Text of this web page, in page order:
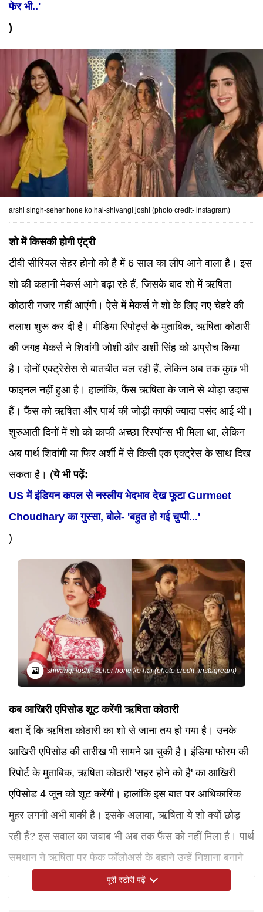
फेर भी..'
)
arshi singh-seher hone ko hai-shivangi joshi (photo credit- instagram)
शो में किसकी होगी एंट्री
टीवी सीरियल सेहर होनो को है में 6 साल का लीप आने वाला है। इस
शो की कहानी मेकर्स आगे बढ़ा रहे हैं, जिसके बाद शो में ऋषिता
कोठारी नजर नहीं आएंगी। ऐसे में मेकर्स ने शो के लिए नए चेहरे की
तलाश शुरू कर दी है। मीडिया रिपोर्ट्स के मुताबिक, ऋषिता कोठारी
की जगह मेकर्स ने शिवांगी जोशी और अर्शी सिंह को अप्रोच किया
है। दोनों एक्ट्रेसेस से बातचीत चल रही हैं, लेकिन अब तक कुछ भी
फाइनल नहीं हुआ है। हालांकि, फैंस ऋषिता के जाने से थोड़ा उदास
हैं। फैंस को ऋषिता और पार्थ की जोड़ी काफी ज्यादा पसंद आई थी।
शुरुआती दिनों में शो को काफी अच्छा रिस्पॉन्स भी मिला था, लेकिन
अब पार्थ शिवांगी या फिर अर्शी में से किसी एक एक्ट्रेस के साथ दिख
सकता है। (ये भी पढ़ें:
US में इंडियन कपल से नस्लीय भेदभाव देख फूटा Gurmeet
Choudhary का गुस्सा, बोले- 'बहुत हो गई चुप्पी...'
)
shivangi joshi- seher hone ko hai (photo credit- instagream)
कब आखिरी एपिसोड शूट करेंगी ऋषिता कोठारी
बता दें कि ऋषिता कोठारी का शो से जाना तय हो गया है। उनके
आखिरी एपिसोड की तारीख भी सामने आ चुकी है। इंडिया फोरम की
रिपोर्ट के मुताबिक, ऋषिता कोठारी 'सहर होने को है' का आखिरी
एपिसोड 4 जून को शूट करेंगी। हालांकि इस बात पर आधिकारिक
मुहर लगनी अभी बाकी है। इसके अलावा, ऋषिता ये शो क्यों छोड़
रही हैं? इस सवाल का जवाब भी अब तक फैंस को नहीं मिला है। पार्थ
समथान ने ऋषिता पर फेक फॉलोअर्स के बहाने उन्हें निशाना बनाने
का आरोप लगाया था। फैंस दावा कर रहे हैं कि ऋषिता इसी ड्रामे की
पूरी स्टोरी पढ़ें